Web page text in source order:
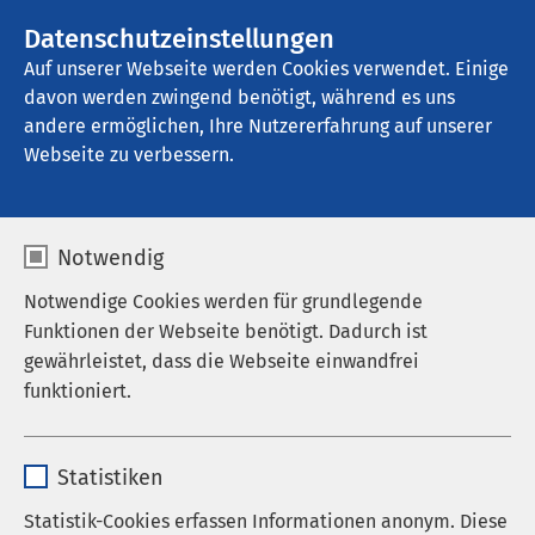
Datenschutzeinstellungen
Auf unserer Webseite werden Cookies verwendet. Einige
davon werden zwingend benötigt, während es uns
andere ermöglichen, Ihre Nutzererfahrung auf unserer
Webseite zu verbessern.
Notwendig
Notwendige Cookies werden für grundlegende
Funktionen der Webseite benötigt. Dadurch ist
gewährleistet, dass die Webseite einwandfrei
funktioniert.
Anbieter sgalinski
Statistiken
Statistik-Cookies erfassen Informationen anonym. Diese
Startseite der AMEOS Gruppe Aktuelles Nachrichten